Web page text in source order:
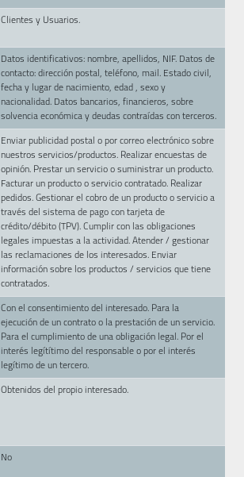
Clientes y Usuarios.
Datos identificativos: nombre, apellidos, NIF. Datos de
contacto: dirección postal, teléfono, mail. Estado civil,
fecha y lugar de nacimiento, edad , sexo y
nacionalidad. Datos bancarios, financieros, sobre
solvencia económica y deudas contraídas con terceros.
Enviar publicidad postal o por correo electrónico sobre
nuestros servicios/productos. Realizar encuestas de
opinión. Prestar un servicio o suministrar un producto.
Facturar un producto o servicio contratado. Realizar
pedidos. Gestionar el cobro de un producto o servicio a
través del sistema de pago con tarjeta de
crédito/débito (TPV). Cumplir con las obligaciones
legales impuestas a la actividad. Atender / gestionar
las reclamaciones de los interesados. Enviar
información sobre los productos / servicios que tiene
contratados.
Con el consentimiento del interesado. Para la
ejecución de un contrato o la prestación de un servicio.
Para el cumplimiento de una obligación legal. Por el
interés legítítimo del responsable o por el interés
legítimo de un tercero.
Obtenidos del propio interesado.
No